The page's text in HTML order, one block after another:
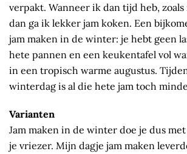
verpakt. Wanneer ik dan tijd heb,
dan ga ik lekker jam koken. Een
jam maken in de winter: je hebt geen
hete pannen en een keukentafel vol
in een tropisch warme augustus.
winterdag is al die hete jam toch
Varianten
Jam maken in de winter doe je dus
je vriezer. Mijn dagje jam maken